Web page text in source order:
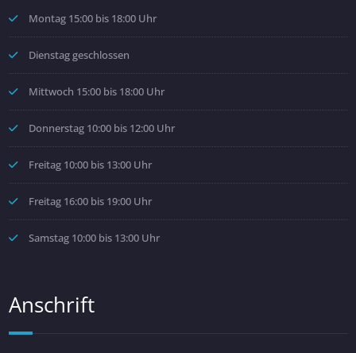
Montag 15:00 bis 18:00 Uhr
Dienstag geschlossen
Mittwoch 15:00 bis 18:00 Uhr
Donnerstag 10:00 bis 12:00 Uhr
Freitag 10:00 bis 13:00 Uhr
Freitag 16:00 bis 19:00 Uhr
Samstag 10:00 bis 13:00 Uhr
Anschrift